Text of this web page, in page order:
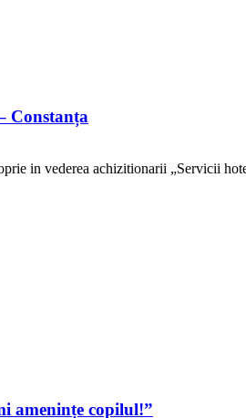
Constanța
in vederea achizitionarii „Servicii
amenințe copilul!”